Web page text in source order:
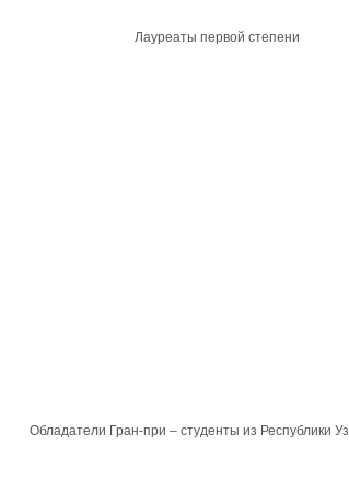
Лауреаты первой степени
Обладатели Гран-при – студенты из Республики